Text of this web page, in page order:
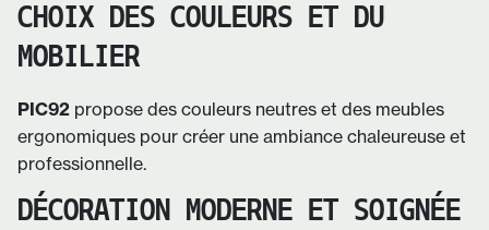
CHOIX DES COULEURS ET DU
MOBILIER
PIC92 propose des couleurs neutres et des meubles
ergonomiques pour créer une ambiance chaleureuse et
professionnelle.
DÉCORATION MODERNE ET SOIGNÉE